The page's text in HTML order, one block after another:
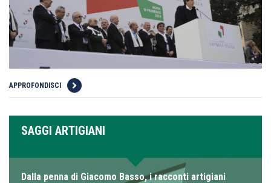
APPROFONDISCI
SAGGI ARTIGIANI
Dalla penna di Giacomo Basso, i racconti artigiani